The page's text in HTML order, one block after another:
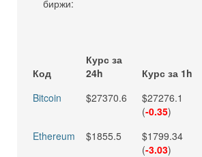
биржи:
Код
Курс за
24h
Курс за 1h
Bitcoin
$27370.6
$27276.1
(-0.35)
Ethereum
$1855.5
$1799.34
(-3.03)